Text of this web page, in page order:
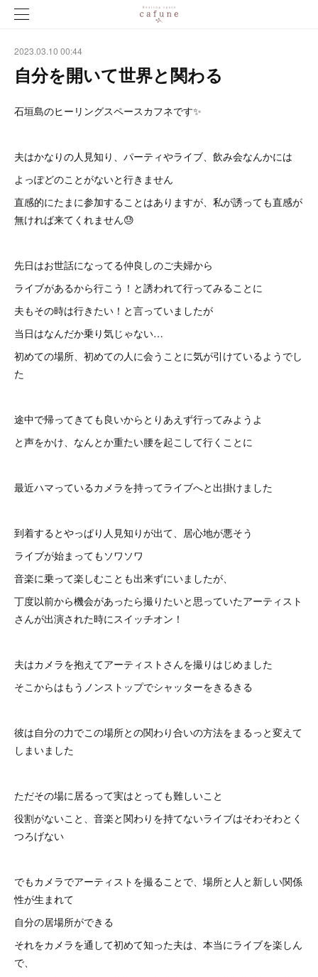
2023.03.10 00:44
自分を開いて世界と関わる
石垣島のヒーリングスペースカフネです✨
夫はかなりの人見知り、パーティやライブ、飲み会なんかには
よっぽどのことがないと行きません
直感的にたまに参加することはありますが、私が誘っても直感が
無ければ来てくれません😓
先日はお世話になってる仲良しのご夫婦から
ライブがあるから行こう！と誘われて行ってみることに
夫もその時は行きたい！と言っていましたが
当日はなんだか乗り気じゃない…
初めての場所、初めての人に会うことに気が引けているようでし
た
途中で帰ってきても良いからとりあえず行ってみようよ
と声をかけ、なんとか重たい腰を起こして行くことに
最近ハマっているカメラを持ってライブへと出掛けました
到着するとやっぱり人見知りが出て、居心地が悪そう
ライブが始まってもソワソワ
音楽に乗って楽しむことも出来ずにいましたが、
丁度以前から機会があったら撮りたいと思っていたアーティスト
さんが出演された時にスイッチオン！
夫はカメラを抱えてアーティストさんを撮りはじめました
そこからはもうノンストップでシャッターをきるきる
彼は自分の力でこの場所との関わり合いの方法をまるっと変えて
しまいました
ただその場に居るって実はとっても難しいこと
役割がないこと、音楽と関わりを持てないライブはそわそわとく
つろげない
でもカメラでアーティストを撮ることで、場所と人と新しい関係
性が生まれて
自分の居場所ができる
それをカメラを通して初めて知った夫は、本当にライブを楽しん
で、